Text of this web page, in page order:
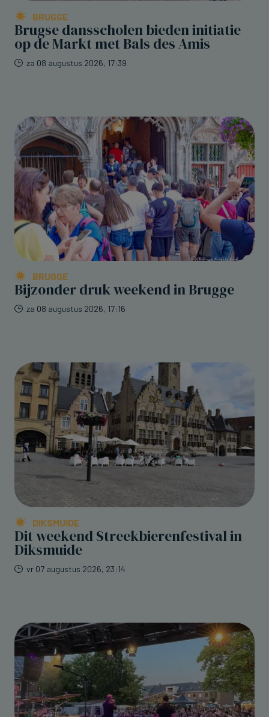
BRUGGE
Brugse dansscholen bieden initiatie
op de Markt met Bals des Amis
za 08 augustus 2026, 17:39
BRUGGE
Bijzonder druk weekend in Brugge
za 08 augustus 2026, 17:16
DIKSMUIDE
Dit weekend Streekbierenfestival in
Diksmuide
vr 07 augustus 2026, 23:14